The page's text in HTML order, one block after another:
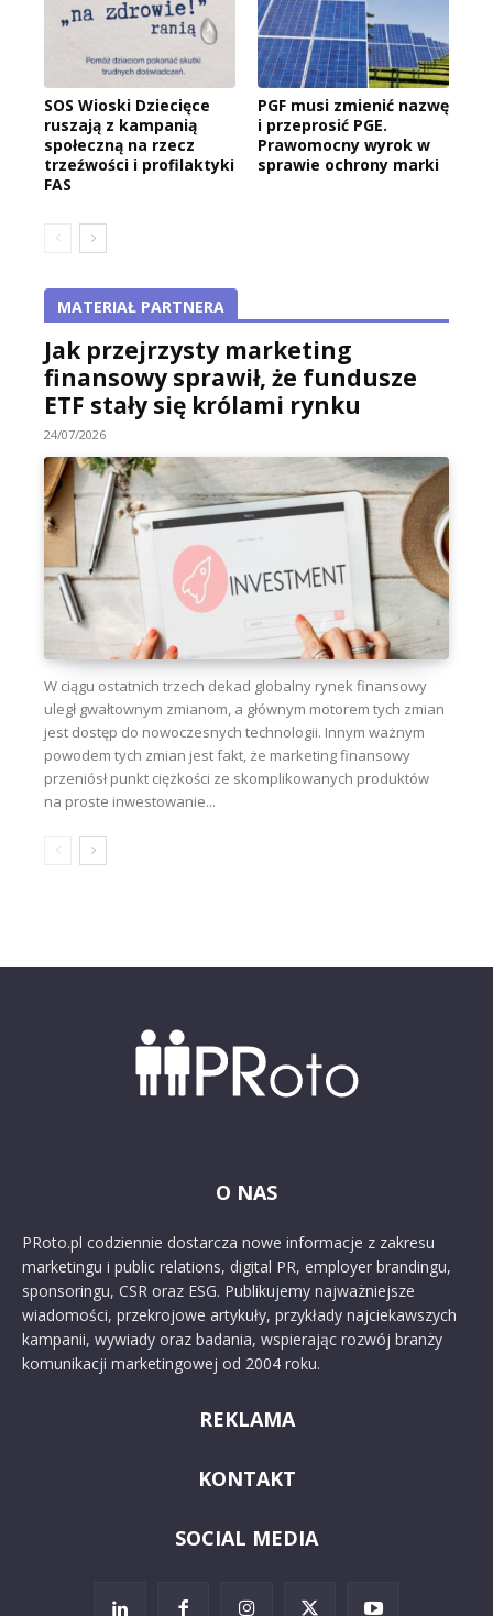
SOS Wioski Dziecięce
ruszają z kampanią
społeczną na rzecz
trzeźwości i profilaktyki
FAS
PGF musi zmienić nazwę
i przeprosić PGE.
Prawomocny wyrok w
sprawie ochrony marki
MATERIAŁ PARTNERA
Jak przejrzysty marketing
finansowy sprawił, że fundusze
ETF stały się królami rynku
24/07/2026
W ciągu ostatnich trzech dekad globalny rynek finansowy
uległ gwałtownym zmianom, a głównym motorem tych zmian
jest dostęp do nowoczesnych technologii. Innym ważnym
powodem tych zmian jest fakt, że marketing finansowy
przeniósł punkt ciężkości ze skomplikowanych produktów
na proste inwestowanie...
O NAS
PRoto.pl codziennie dostarcza nowe informacje z zakresu
marketingu i public relations, digital PR, employer brandingu,
sponsoringu, CSR oraz ESG. Publikujemy najważniejsze
wiadomości, przekrojowe artykuły, przykłady najciekawszych
kampanii, wywiady oraz badania, wspierając rozwój branży
komunikacji marketingowej od 2004 roku.
REKLAMA
KONTAKT
SOCIAL MEDIA